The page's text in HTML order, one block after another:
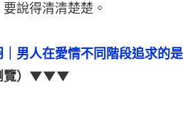
說得清清楚楚。
｜男人在愛情不同階段追求的
覽）▼▼▼